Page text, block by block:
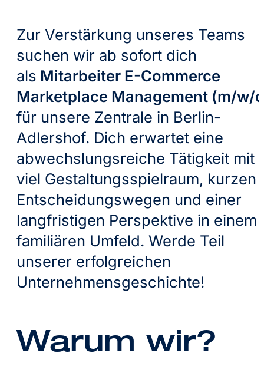
Zur Verstärkung unseres Teams
suchen wir ab sofort dich
als Mitarbeiter E-Commerce
Marketplace Management (m/w/
für unsere Zentrale in Berlin-
Adlershof. Dich erwartet eine
abwechslungsreiche Tätigkeit mit
viel Gestaltungsspielraum, kurzen
Entscheidungswegen und einer
langfristigen Perspektive in einem
familiären Umfeld. Werde Teil
unserer erfolgreichen
Unternehmensgeschichte!
Warum wir?